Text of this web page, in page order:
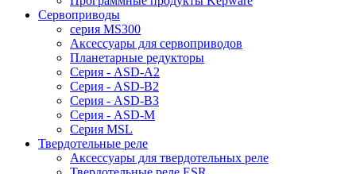
Сервоприводы
серия MS300
Аксессуары для сервоприводов
Планетарные редукторы
Серия - ASD-A2
Серия - ASD-B2
Серия - ASD-B3
Серия - ASD-M
Серия MSL
Твердотельные реле
Аксессуары для твердотельных реле